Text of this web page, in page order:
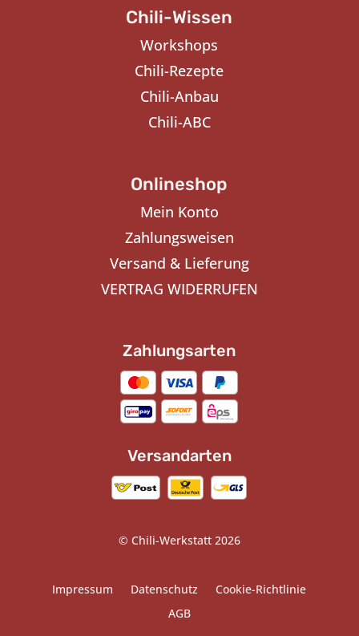
Chili-Wissen
Workshops
Chili-Rezepte
Chili-Anbau
Chili-ABC
Onlineshop
Mein Konto
Zahlungsweisen
Versand & Lieferung
VERTRAG WIDERRUFEN
Zahlungsarten
Versandarten
© Chili-Werkstatt 2026
Impressum Datenschutz
Cookie-Richtlinie
AGB